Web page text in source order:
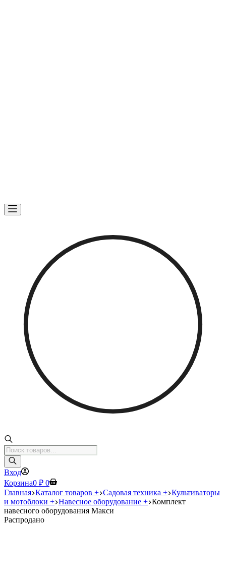
Поиск
товаров
Вход
Корзина0 ₽ 0
Главная Каталог товаров + Садовая техника + Культиваторы
и мотоблоки + Навесное оборудование + Комплект
навесного оборудования Макси
Распродано